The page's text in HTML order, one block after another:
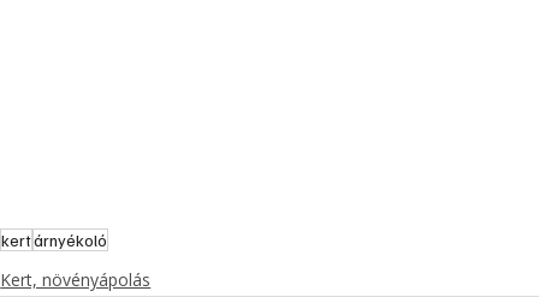
kertárnyékoló
Kert, növényápolás